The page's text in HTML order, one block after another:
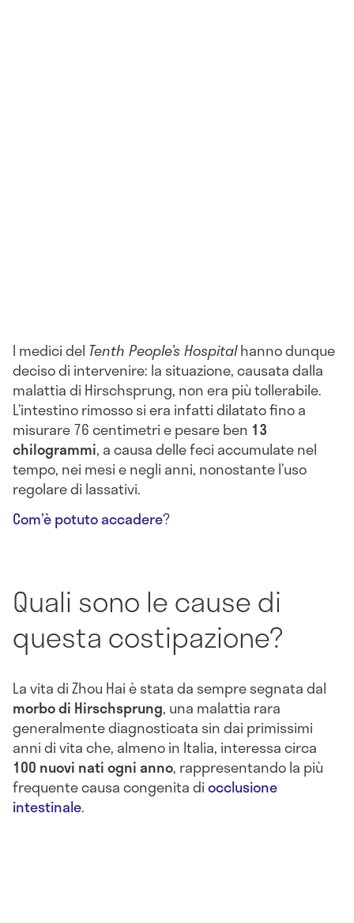
I medici del Tenth People’s Hospitalhanno dunque
deciso di intervenire: la situazione, causata dalla
malattia di Hirschsprung, non era più tollerabile.
L’intestino rimosso si era infatti dilatato fino a
misurare 76 centimetri e pesare ben 13
chilogrammi, a causa delle feci accumulate nel
tempo, nei mesi e negli anni, nonostante l’uso
regolare di lassativi.
Com’è potuto accadere?
Quali sono le cause di
questa costipazione?
La vita di Zhou Hai è stata da sempre segnata dal
morbo di Hirschsprung, una malattia rara
generalmente diagnosticata sin dai primissimi
anni di vita che, almeno in Italia, interessa circa
100 nuovi nati ogni anno, rappresentando la più
frequente causa congenita diocclusione
intestinale.